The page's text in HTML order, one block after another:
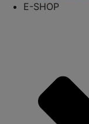
E-SHOP